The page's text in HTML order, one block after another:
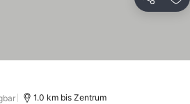
Teilen
1.0 km bis Zentrum